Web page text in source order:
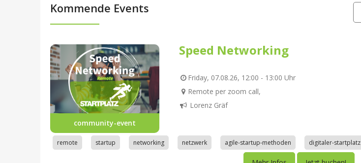
Kommende Events
community-event
Speed Networking
Friday, 07.08.26, 12:00 - 13:00 Uhr
Remote per zoom call,
Lorenz Gräf
remote startup networking netzwerk agile-startup-methoden digitaler-startplatz